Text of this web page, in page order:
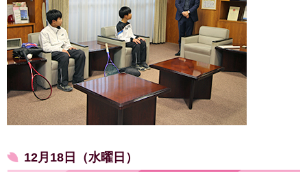
12月18日（水曜日）